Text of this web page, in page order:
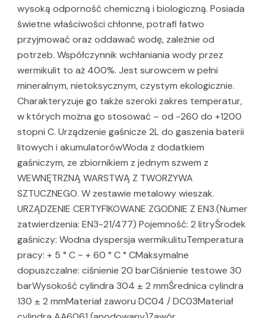
wysoką odporność chemiczną i biologiczną. Posiada
świetne właściwości chłonne, potrafi łatwo
przyjmować oraz oddawać wodę, zależnie od
potrzeb. Współczynnik wchłaniania wody przez
wermikulit to aż 400%. Jest surowcem w pełni
mineralnym, nietoksycznym, czystym ekologicznie.
Charakteryzuje go także szeroki zakres temperatur,
w których można go stosować – od -260 do +1200
stopni C. Urządzenie gaśnicze 2L do gaszenia baterii
litowych i akumulatorówWoda z dodatkiem
gaśniczym, ze zbiornikiem z jednym szwem z
WEWNĘTRZNĄ WARSTWĄ Z TWORZYWA
SZTUCZNEGO. W zestawie metalowy wieszak.
URZĄDZENIE CERTYFIKOWANE ZGODNIE Z EN3.(Numer
zatwierdzenia: EN3-21/477) Pojemność: 2 litryŚrodek
gaśniczy: Wodna dyspersja wermikulituTemperatura
pracy: + 5 ° C ~ + 60 ° C ° CMaksymalne
dopuszczalne: ciśnienie 20 barCiśnienie testowe 30
barWysokość cylindra 304 ± 2 mmŚrednica cylindra
130 ± 2 mmMateriał zaworu DC04 / DC03Materiał